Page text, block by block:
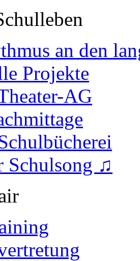
an den
Projekte
AG
Schulsong ♫